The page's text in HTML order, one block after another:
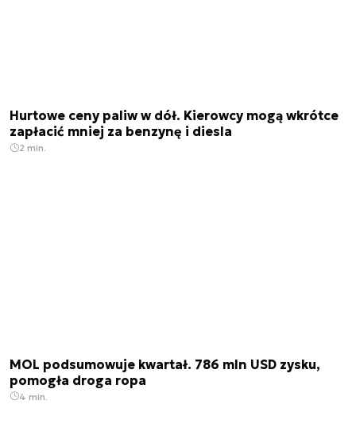
Hurtowe ceny paliw w dół. Kierowcy mogą wkrótce
zapłacić mniej za benzynę i diesla
2 min.
MOL podsumowuje kwartał. 786 mln USD zysku,
pomogła droga ropa
4 min.